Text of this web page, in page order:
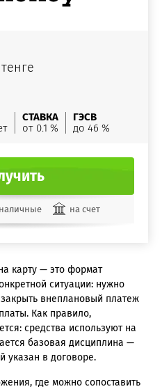
СТАВКА
от 0.1 %
ГЭСВ
до 46 %
наличные на счет
карту — это формат
ситуации: нужно
внеплановый платеж
Как правило,
средства используют на
базовая дисциплина —
указан в договоре.
где можно сопоставить